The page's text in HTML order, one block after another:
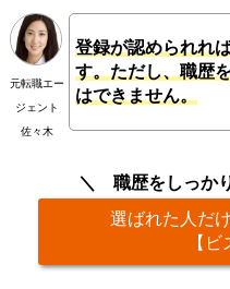
元転職エー
ジェント
佐々木
登録が認められれ
す。ただし、職歴
はできません。
職歴をしっか
選ばれた人だ
【